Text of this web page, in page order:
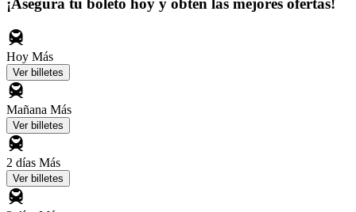
¡Asegura tu boleto hoy y obtén las mejores ofertas!
Hoy Más
Ver billetes
Mañana Más
Ver billetes
2 días Más
Ver billetes